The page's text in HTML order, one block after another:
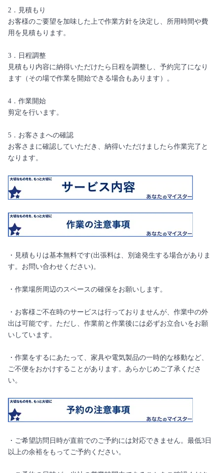
2．見積もり
お客様のご要望を加味した上で作業方針を決定し、所用時間や費
用を見積もります。
3．日程調整
見積もり内容に納得いただけたら日程を調整し、予約完了になり
ます（その場で作業を開始できる場合もあります）。
4．作業開始
剪定を行います。
5．お客さまへの確認
お客さまに確認していただき、納得いただけましたら作業完了と
なります。
・見積もりは基本無料です(出張料は、別途発生する場合がありま
す。お問い合わせください)。
・作業場所周辺のスペースの確保をお願いします。
・お客様ご不在時のサービスは行っておりませんが、作業中の外
出は可能です。ただし、作業前と作業後には必ずお立合いをお願
いしています。
・作業をするにあたって、家具や電気製品の一時的な移動など、
ご不便をおかけすることがあります。あらかじめご了承くださ
い。
・ご希望訪問日時が直前でのご予約には対応できません。最低3日
以上の余裕をもってご予約ください。